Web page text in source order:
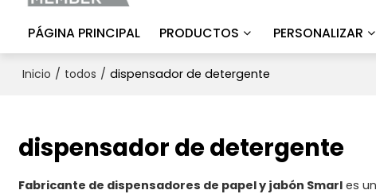
PÁGINA PRINCIPAL PRODUCTOS PERSONALIZAR
Inicio / todos / dispensador de detergente
dispensador de detergente
Fabricante de dispensadores de papel y jabón Smarl es